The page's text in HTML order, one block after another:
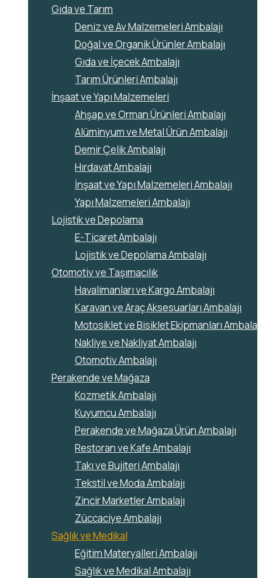
Gıda ve Tarım
Deniz ve Av Malzemeleri Ambalajı
Doğal ve Organik Ürünler Ambalajı
Gıda ve İçecek Ambalajı
Tarım Ürünleri Ambalajı
İnşaat ve Yapı Malzemeleri
Ahşap ve Orman Ürünleri Ambalajı
Alüminyum ve Metal Ürün Ambalajı
Demir Çelik Ambalajı
Hırdavat Ambalajı
İnşaat ve Yapı Malzemeleri Ambalajı
Yapı Malzemeleri Ambalajı
Lojistik ve Depolama
E-Ticaret Ambalajı
Lojistik ve Depolama Ambalajı
Otomotiv ve Taşımacılık
Havalimanları ve Kargo Ambalajı
Karavan ve Araç Aksesuarları Ambalajı
Motosiklet ve Bisiklet Ekipmanları Ambalajı
Nakliye ve Nakliyat Ambalajı
Otomotiv Ambalajı
Perakende ve Mağaza
Kozmetik Ambalajı
Kuyumcu Ambalajı
Perakende ve Mağaza Ürün Ambalajı
Restoran ve Kafe Ambalajı
Takı ve Bujiteri Ambalajı
Tekstil ve Moda Ambalajı
Zincir Marketler Ambalajı
Züccaciye Ambalajı
Sağlık ve Medikal
Eğitim Materyalleri Ambalajı
Sağlık ve Medikal Ambalajı